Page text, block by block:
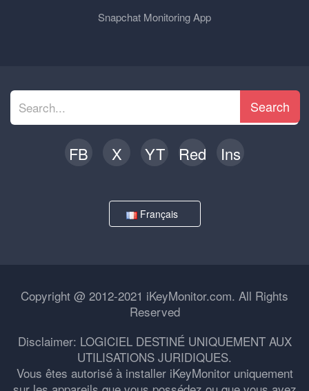
Snapchat Monitoring App
Search
FB X YT Red Ins
Français
Copyright @ 2012-2021 iKeyMonitor.com. All Rights
Reserved
Disclaimer: LOGICIEL DESTINÉ UNIQUEMENT AUX
UTILISATIONS JURIDIQUES.
Vous êtes autorisé à installer iKeyMonitor uniquement